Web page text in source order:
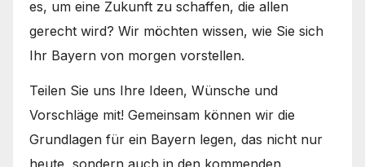
es, um eine Zukunft zu schaffen, die allen
gerecht wird? Wir möchten wissen, wie Sie sich
Ihr Bayern von morgen vorstellen.
Teilen Sie uns Ihre Ideen, Wünsche und
Vorschläge mit! Gemeinsam können wir die
Grundlagen für ein Bayern legen, das nicht nur
heute, sondern auch in den kommenden